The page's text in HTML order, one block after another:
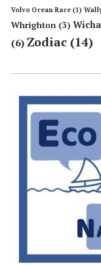
Volvo Ocean Race (1)
Whrighton (3)
(6) Zodiac (14)